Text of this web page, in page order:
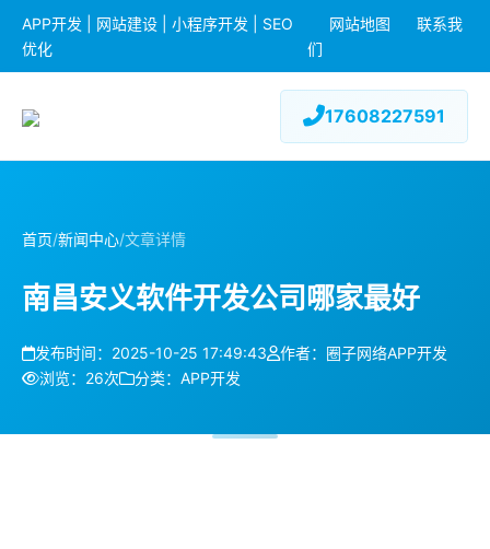
APP开发 | 网站建设 | 小程序开发 | SEO
优化
网站地图
联系我
们
17608227591
首页/新闻中心/文章详情
南昌安义软件开发公司哪家最好
发布时间：2025-10-25 17:49:43
作者：圈子网络APP开发
浏览：26次
分类：APP开发